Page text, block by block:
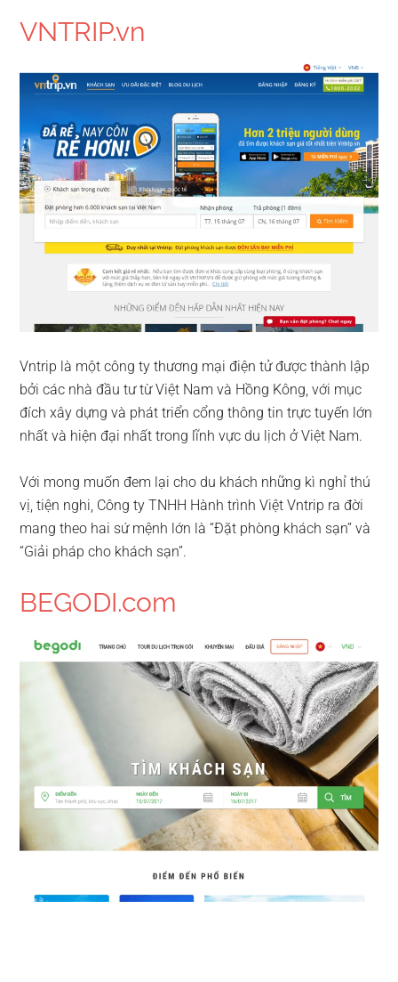
VNTRIP.vn
Vntrip là một công ty thương mại điện tử được thành lập
bởi các nhà đầu tư từ Việt Nam và Hồng Kông, với mục
đích xây dựng và phát triển cổng thông tin trực tuyến lớn
nhất và hiện đại nhất trong lĩnh vực du lịch ở Việt Nam.
Với mong muốn đem lại cho du khách những kì nghỉ thú
vị, tiện nghi, Công ty TNHH Hành trình Việt Vntrip ra đời
mang theo hai sứ mệnh lớn là “Đặt phòng khách sạn” và
“Giải pháp cho khách sạn”.
BEGODI.com